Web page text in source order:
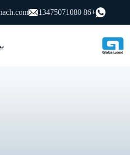
المحتوى
+86 13475071080